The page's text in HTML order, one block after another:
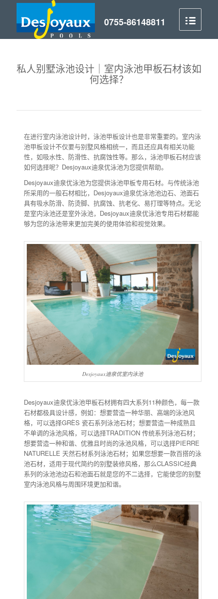
私人别墅泳池设计｜室内泳池甲板石材该如
何选择？
在进行室内泳池设计时，泳池甲板设计也是非常重要的。室内泳
池甲板设计不仅要与别墅风格相统一，而且还应具有相关功能
性，如吸水性、防滑性、抗腐蚀性等。那么，泳池甲板石材应该
如何选择呢？Desjoyaux迪泉优泳池为您提供帮助。
Desjoyaux迪泉优泳池为您提供泳池甲板专用石材。与传统泳池
所采用的一般石材相比，Desjoyaux迪泉优泳池池边石、池面石
具有吸水防滑、防烫脚、抗腐蚀、抗老化、易打理等特点。无论
是室内泳池还是室外泳池，Desjoyaux迪泉优泳池专用石材都能
够为您的泳池带来更加完美的使用体验和视觉效果。
Desjoyaux迪泉优室内泳池
Desjoyaux迪泉优泳池甲板石材拥有四大系列11种颜色，每一款
石材都极具设计感，例如：想要营造一种华丽、高端的泳池风
格，可以选择GRÈS 瓷石系列泳池石材；想要营造一种成熟且
不单调的泳池风格，可以选择TRADITION 传统系列泳池石材；
想要营造一种和谐、优雅且时尚的泳池风格，可以选择PIERRE
NATURELLE 天然石材系列泳池石材；如果您想要一款百搭的泳
池石材，适用于现代简约的别墅装修风格，那么CLASSIC经典
系列的泳池池边石和池面石就是您的不二选择，它能使您的别墅
室内泳池风格与周围环境更加和谐。